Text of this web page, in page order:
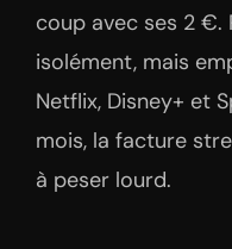
coup avec ses 2 €.
isolément, mais
Netflix, Disney+ et
mois, la facture
à peser lourd.